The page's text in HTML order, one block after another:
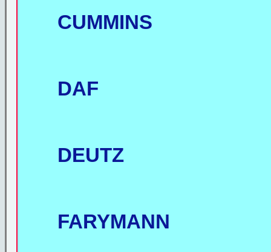
CUMMINS
DAF
DEUTZ
FARYMANN